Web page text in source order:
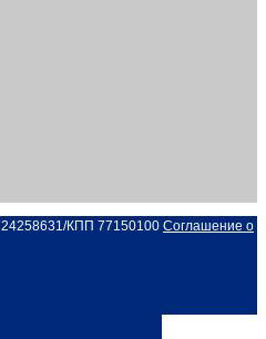
КПП 77150100 Соглашение о